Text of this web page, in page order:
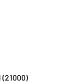
(21000)